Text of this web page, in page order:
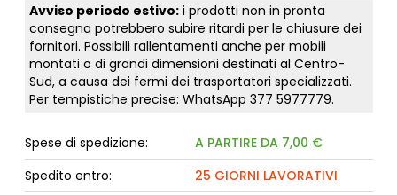
Avviso periodo estivo:i prodotti non in pronta
consegna potrebbero subire ritardi per le chiusure dei
fornitori. Possibili rallentamenti anche per mobili
montati o di grandi dimensioni destinati al Centro-
Sud, a causa dei fermi dei trasportatori specializzati.
Per tempistiche precise: WhatsApp 377 5977779.
Spese di spedizione:
A PARTIRE DA 7,00 €
Spedito entro:
25 GIORNI LAVORATIVI